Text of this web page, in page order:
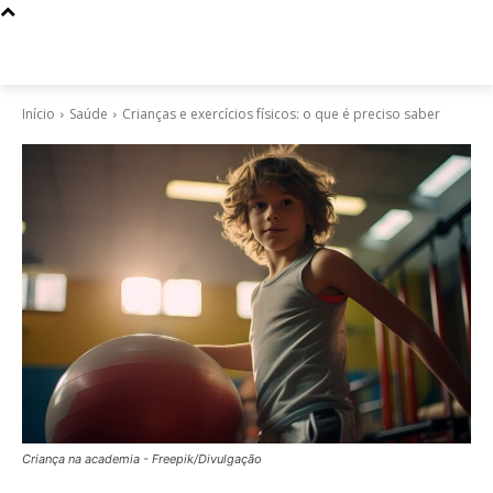
Início Saúde Crianças e exercícios físicos: o que é preciso saber
Criança na academia - Freepik/Divulgação